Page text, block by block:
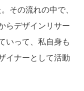
その流れの中で、
らデザインリサー
いって、私自身も
イナーとして活動